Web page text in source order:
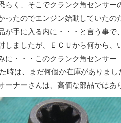
らく、そこでクランク角センサー
たのでエンジン始動していたの
手に入る内に・・・と言う事
しましたが、ＥＣＵから何から
・・・このクランク角センサー
時は、まだ何個か在庫がありま
ナーさんは、高価な部品ではあ